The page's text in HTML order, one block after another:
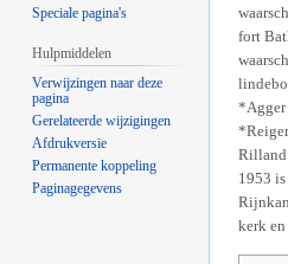
fort
*Agger
Rilland
1953
kerk
Speciale pagina's
Hulpmiddelen
Verwijzingen naar deze
pagina
Gerelateerde wijzigingen
Afdrukversie
Permanente koppeling
Paginagegevens